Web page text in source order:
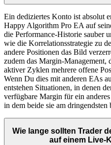
Ein dediziertes Konto ist absolut
Happy Algorithm Pro EA auf
die Performance-Historie sauber
wie die Korrelationsstrategie zu
andere Positionen das Bild
zudem das Margin-Management,
aktiver Zyklen mehrere offene
Wenn Du dies mit anderen EAs
entstehen Situationen, in denen
verfügbare Margin für ein
in dem beide sie am dringendsten
Wie lange sollten Trader
auf einem Live-